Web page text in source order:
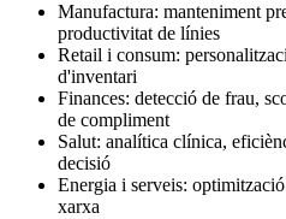
Manufactura: manteniment
productivitat de línies
Retail i consum:
d'inventari
Finances: detecció de frau,
de compliment
Salut: analítica clínica,
decisió
Energia i serveis:
xarxa